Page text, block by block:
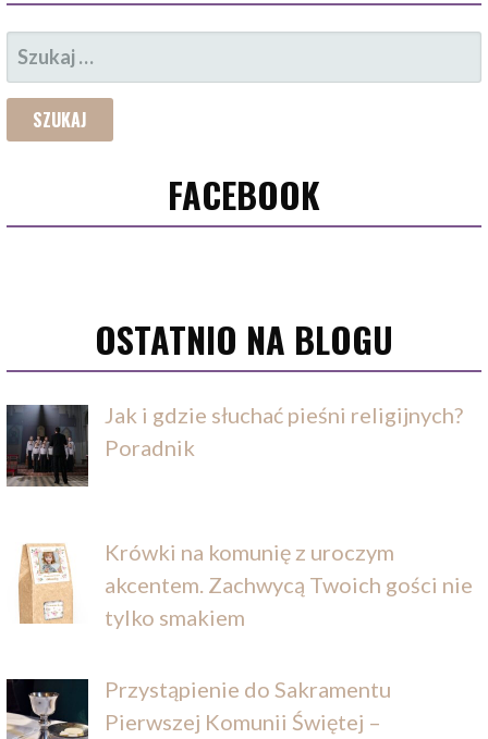
SZUKAJ:
FACEBOOK
OSTATNIO NA BLOGU
Jak i gdzie słuchać pieśni religijnych?
Poradnik
Krówki na komunię z uroczym
akcentem. Zachwycą Twoich gości nie
tylko smakiem
Przystąpienie do Sakramentu
Pierwszej Komunii Świętej –